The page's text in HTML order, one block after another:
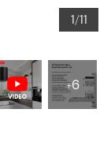
1/11
+6